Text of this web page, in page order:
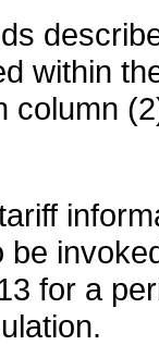
within
column
be
for a